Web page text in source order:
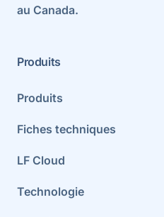
au Canada.
Produits
Produits
Fiches techniques
LF Cloud
Technologie